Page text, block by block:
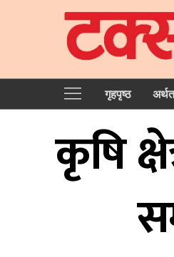
गृहपृष्‍ठ
कृषि